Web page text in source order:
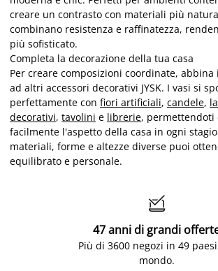
creare un contrasto con materiali più
combinano resistenza e raffinatezza,
più sofisticato.
Completa la decorazione della tua casa
Per creare composizioni coordinate,
ad altri accessori decorativi JYSK. I vasi si
perfettamente con fiori artificiali, candele,
decorativi, tavolini e librerie,
facilmente l'aspetto della casa in ogni
materiali, forme e altezze diverse puoi
equilibrato e personale.

47 anni di grandi
Più di 3600 negozi in 49
mondo.